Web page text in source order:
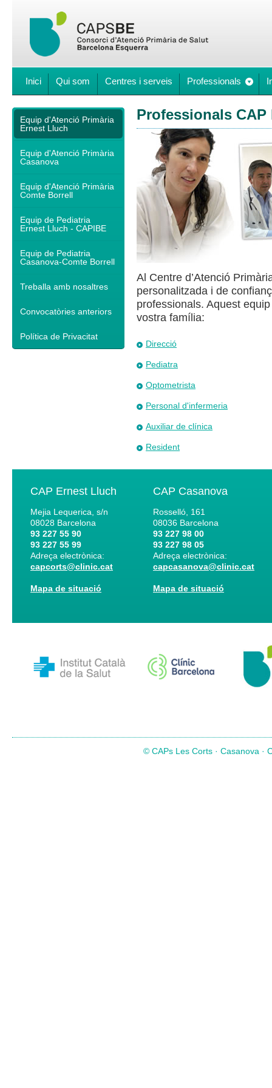
Inici Qui som Centres i serveis Professionals
Equip d'Atenció Primària
Ernest Lluch
Equip d'Atenció Primària
Casanova
Equip d'Atenció Primària
Comte Borrell
Equip de Pediatria
Ernest Lluch - CAPIBE
Equip de Pediatria
Casanova-Comte Borrell
Treballa amb nosaltres
Convocatòries anteriors
Política de Privacitat
Professionals
Al Centre d’Atenció
personalitzada i de
professionals. Aquest
vostra família:
Direcció
Pediatra
Optometrista
Personal d'infermeria
Auxiliar de clínica
Resident
CAP Ernest Lluch
Mejia Lequerica, s/n
08028 Barcelona
93 227 55 90
93 227 55 99
Adreça electrònica:
capcorts@clinic.cat
Mapa de situació
CAP Casanova
Rosselló, 161
08036 Barcelona
93 227 98 00
93 227 98 05
Adreça electrònica:
capcasanova@clinic.cat
Mapa de situació
© CAPs Les Corts · Casanova ·